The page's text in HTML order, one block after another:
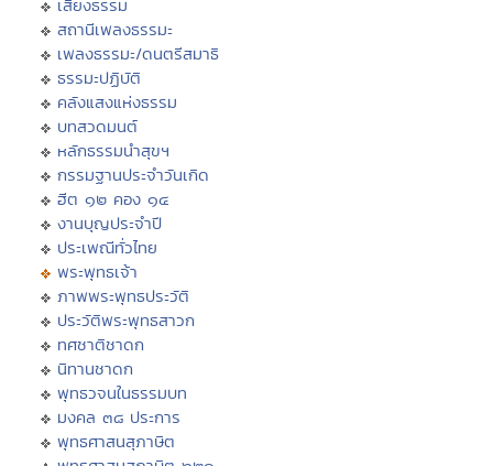
เสียงธรรม
สถานีเพลงธรรมะ
เพลงธรรมะ/ดนตรีสมาธิ
ธรรมะปฏิบัติ
คลังแสงแห่งธรรม
บทสวดมนต์
หลักธรรมนำสุขฯ
กรรมฐานประจำวันเกิด
ฮีต ๑๒ คอง ๑๔
งานบุญประจำปี
ประเพณีทั่วไทย
พระพุทธเจ้า
ภาพพระพุทธประวัติ
ประวัติพระพุทธสาวก
ทศชาติชาดก
นิทานชาดก
พุทธวจนในธรรมบท
มงคล ๓๘ ประการ
พุทธศาสนสุภาษิต